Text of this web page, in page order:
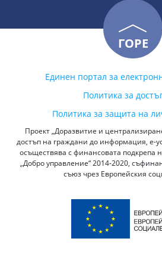
ГОРЕ
Единен портал за
Политика за
Политика за защита на
Проект „Доразвитие и
достъп на граждани до информация, е-
осъществява с финансовата подкрепа
„Добро управление“ 2014-2020,
съюз чрез Европейския